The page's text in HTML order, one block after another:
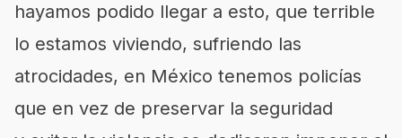
hayamos podido llegar a esto, que terrible
lo estamos viviendo, sufriendo las
atrocidades, en México tenemos policías
que en vez de preservar la seguridad